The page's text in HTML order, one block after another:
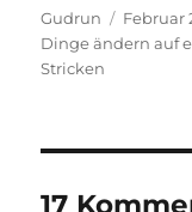
Autor
Gudrun
am
Februar
Dinge ändern auf
Stricken
17